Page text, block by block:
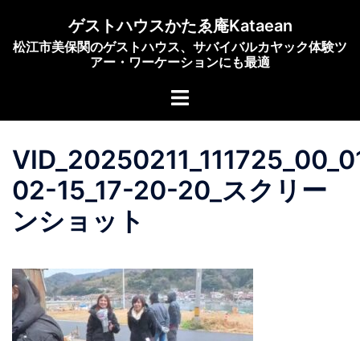
ゲストハウスかたゑ庵Kataean
松江市美保関のゲストハウス、サバイバルカヤック体験ツ
アー・ワーケーションにも最適
ト
メ
ュ
02-15_17-20-20_スクリー
ンショット